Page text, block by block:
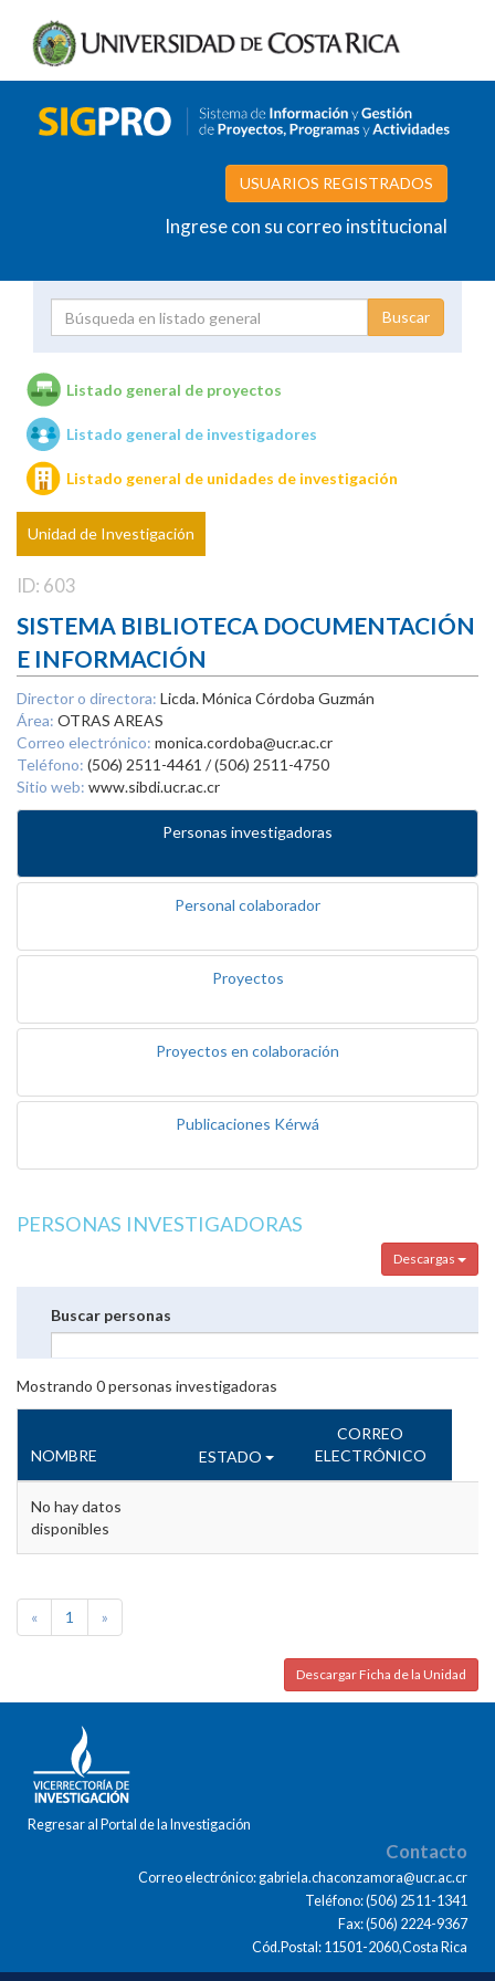
USUARIOS REGISTRADOS
Ingrese con su correo institucional
Unidades de investigación
Listado general de proyectos
Listado general de investigadores
Listado general de unidades de investigación
Unidad de Investigación
ID: 603
SISTEMA BIBLIOTECA DOCUMENTACIÓN
E INFORMACIÓN
Director o directora: Licda. Mónica Córdoba Guzmán
Área: OTRAS AREAS
Correo electrónico: monica.cordoba@ucr.ac.cr
Teléfono: (506) 2511-4461 / (506) 2511-4750
Sitio web: www.sibdi.ucr.ac.cr
Personas investigadoras
Personal colaborador
Proyectos
Proyectos en colaboración
Publicaciones Kérwá
PERSONAS INVESTIGADORAS
Descargas
Buscar personas
Mostrando 0personas investigadoras
NOMBRE ESTADO
CORREO
ELECTRÓNICO
No hay datos
disponibles
« 1 »
Descargar Ficha de la Unidad
Regresar al Portal de la Investigación
Contacto
Correo electrónico: gabriela.chaconzamora@ucr.ac.cr
Teléfono: (506) 2511-1341
Fax: (506) 2224-9367
Cód.Postal: 11501-2060,Costa Rica